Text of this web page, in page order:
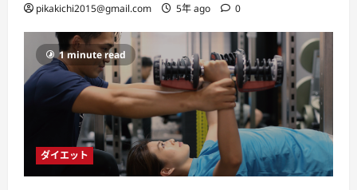
pikakichi2015@gmail.com 5年 ago 0
1 minute read
ダイエット